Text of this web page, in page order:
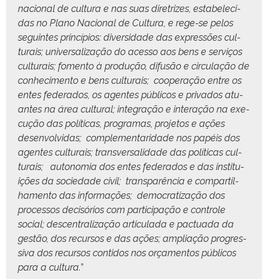
nacional de cul­tura e nas suas dire­trizes, esta­b­ele­ci­
das no Plano Nacional de Cul­tura, e rege-se pelos
seguintes princí­pios: diver­si­dade das expressões cul­
tur­ais; uni­ver­sal­iza­ção do aces­so aos bens e serviços
cul­tur­ais; fomen­to à pro­dução, difusão e cir­cu­lação de
con­hec­i­men­to e bens cul­tur­ais; coop­er­ação entre os
entes fed­er­a­dos, os agentes públi­cos e pri­va­dos atu­
antes na área cul­tur­al; inte­gração e inter­ação na exe­
cução das políti­cas, pro­gra­mas, pro­je­tos e ações
desen­volvi­das; com­ple­men­tari­dade nos papéis dos
agentes cul­tur­ais; trans­ver­sal­i­dade das políti­cas cul­
tur­ais;
autono­mia dos entes fed­er­a­dos e das insti­tu­
ições da sociedade civ­il; transparên­cia e com­par­til­
hamen­to das infor­mações; democ­ra­ti­za­ção dos
proces­sos decisórios com par­tic­i­pação e con­t­role
social; descen­tral­iza­ção artic­u­la­da e pactu­a­da da
gestão, dos recur­sos e das ações; ampli­ação pro­gres­
si­va dos recur­sos con­ti­dos nos orça­men­tos públi­cos
para a cul­tura.”